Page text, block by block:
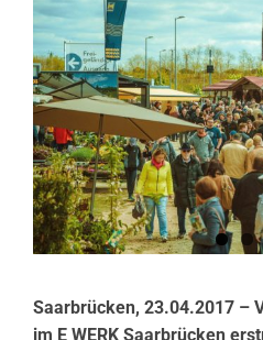
Saarbrücken, 23.04.2017 –
im E WERK Saarbrücken